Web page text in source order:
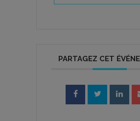
PARTAGEZ CET